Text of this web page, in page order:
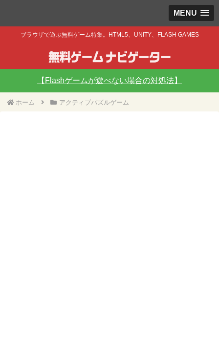
MENU
ブラウザで遊ぶ無料ゲーム特集。HTML5、UNITY、FLASH GAMES
【Flashゲームが遊べない場合の対処法】
ホーム アクティブパズルゲーム